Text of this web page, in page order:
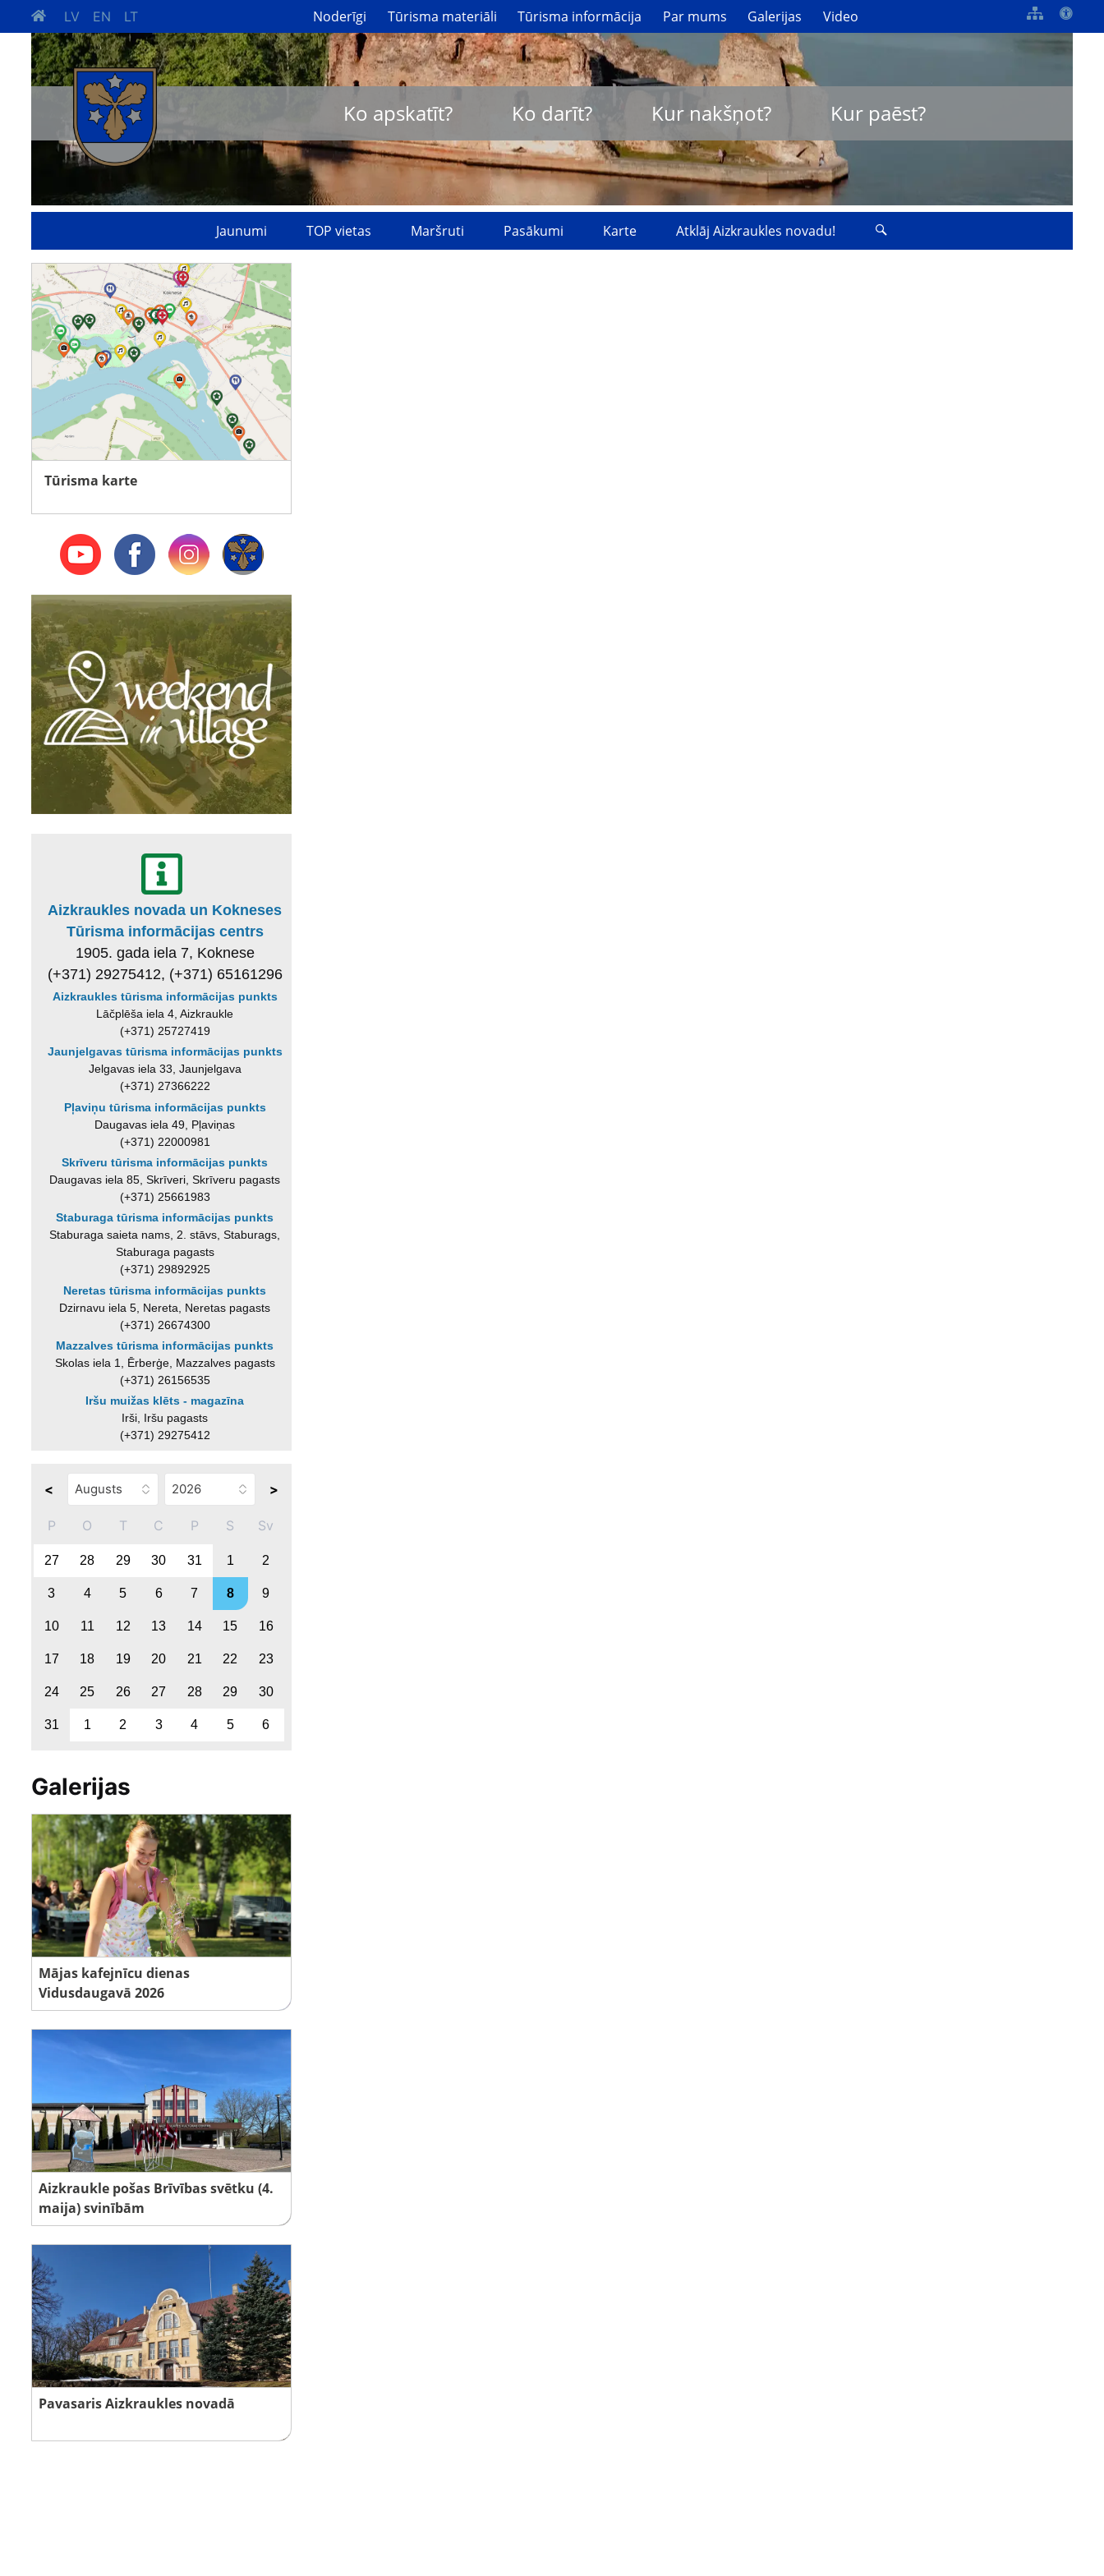
LV EN LT Noderīgi Tūrisma materiāli Tūrisma informācija Par mums Galerijas Video
Ko apskatīt? Ko darīt? Kur nakšņot? Kur paēst?
Jaunumi TOP vietas Maršruti Pasākumi Karte Atklāj Aizkraukles novadu!
Tūrisma karte
Aizkraukles novada un Kokneses
Tūrisma informācijas centrs
1905. gada iela 7, Koknese
(+371) 29275412, (+371) 65161296
Aizkraukles tūrisma informācijas punkts
Lāčplēša iela 4, Aizkraukle
(+371) 25727419
Jaunjelgavas tūrisma informācijas punkts
Jelgavas iela 33, Jaunjelgava
(+371) 27366222
Pļaviņu tūrisma informācijas punkts
Daugavas iela 49, Pļaviņas
(+371) 22000981
Skrīveru tūrisma informācijas punkts
Daugavas iela 85, Skrīveri, Skrīveru pagasts
(+371) 25661983
Staburaga tūrisma informācijas punkts
Staburaga saieta nams, 2. stāvs, Staburags,
Staburaga pagasts
(+371) 29892925
Neretas tūrisma informācijas punkts
Dzirnavu iela 5, Nereta, Neretas pagasts
(+371) 26674300
Mazzalves tūrisma informācijas punkts
Skolas iela 1, Ērberģe, Mazzalves pagasts
(+371) 26156535
Iršu muižas klēts - magazīna
Irši, Iršu pagasts
(+371) 29275412
< >
P O T C P S Sv
27 28 29 30 31 1 2
3 4 5 6 7 8 9
10 11 12 13 14 15 16
17 18 19 20 21 22 23
24 25 26 27 28 29 30
31 1 2 3 4 5 6
Galerijas
Mājas kafejnīcu dienas
Vidusdaugavā 2026
Aizkraukle pošas Brīvības svētku (4.
maija) svinībām
Pavasaris Aizkraukles novadā